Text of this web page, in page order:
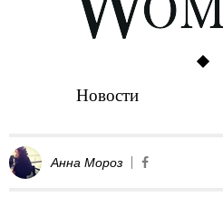
Новости
Анна Мороз